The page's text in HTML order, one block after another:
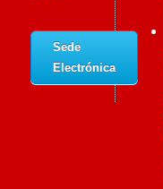
Sede
Electrónica